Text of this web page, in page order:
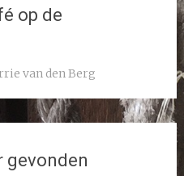
op de
van den Berg
gevonden